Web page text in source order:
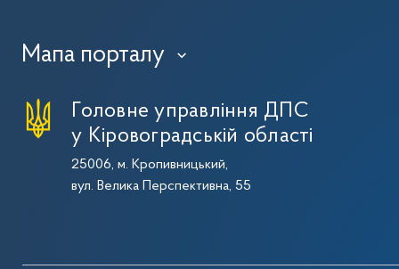
Мапа порталу ›
Головне управління ДПС
у Кіровоградській області
25006, м. Кропивницький,
вул. Велика Перспективна, 55